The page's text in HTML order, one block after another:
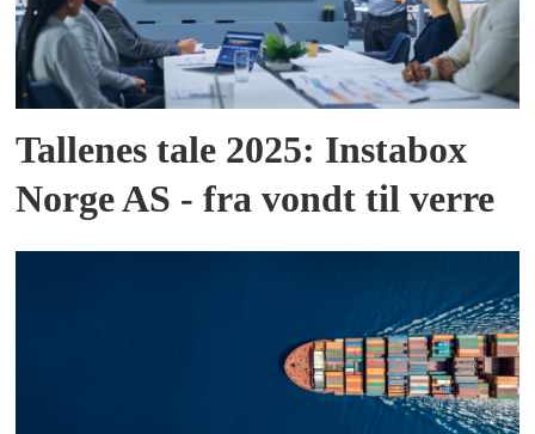
Tallenes tale 2025: Instabox
Norge AS - fra vondt til verre